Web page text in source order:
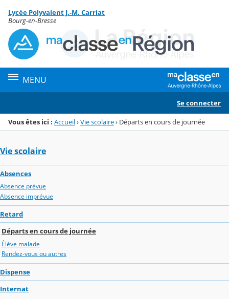
Menu de la rubrique
Contenu
Lycée Polyvalent J.-M. Carriat
Bourg-en-Bresse
MENU
Se connecter
Vous êtes ici : Accueil›Vie scolaire› Départs en cours de journée
Vie scolaire
Absences
Absence prévue
Absence imprévue
Retard
Départs en cours de journée
Élève malade
Rendez-vous ou autres
Dispense
Internat